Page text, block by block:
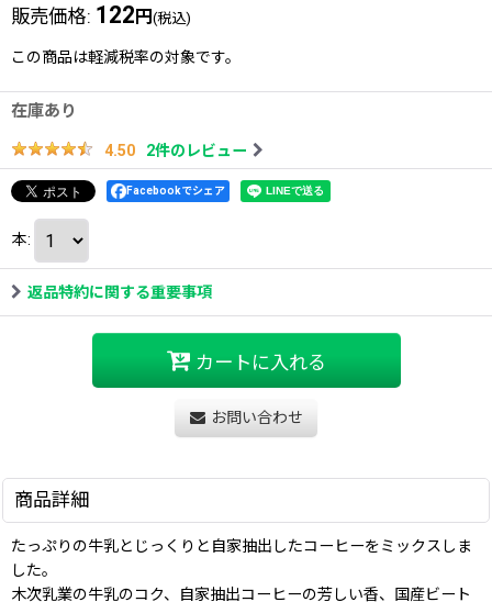
販売価格: 122 円 (税込)
この商品は軽減税率の対象です。
在庫あり
4.50 2件のレビュー
Facebookでシェア
本:
返品特約に関する重要事項
カートに入れる
お問い合わせ
商品詳細
たっぷりの牛乳とじっくりと自家抽出したコーヒーをミックスしま
した。
木次乳業の牛乳のコク、自家抽出コーヒーの芳しい香、国産ビート